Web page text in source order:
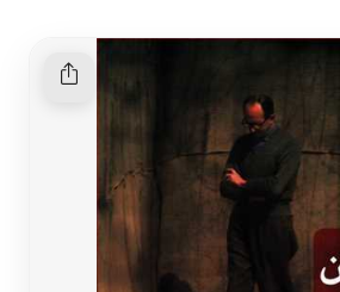
ادبیات ایتالیا
ادبیات روسیه
ادبیات آمریکای لاتین
ادبیات آلمان
ادبیات ترکیه